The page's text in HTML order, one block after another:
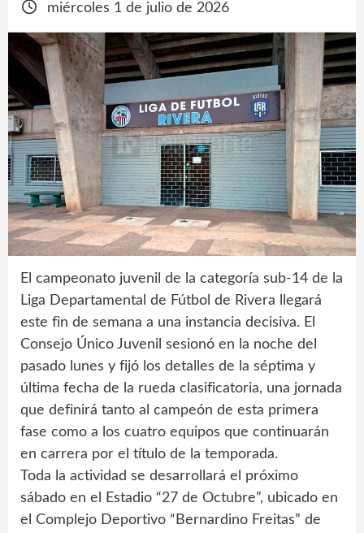
miércoles 1 de julio de 2026
El campeonato juvenil de la categoría sub-14 de la
Liga Departamental de Fútbol de Rivera llegará
este fin de semana a una instancia decisiva. El
Consejo Único Juvenil sesionó en la noche del
pasado lunes y fijó los detalles de la séptima y
última fecha de la rueda clasificatoria, una jornada
que definirá tanto al campeón de esta primera
fase como a los cuatro equipos que continuarán
en carrera por el título de la temporada.
Toda la actividad se desarrollará el próximo
sábado en el Estadio “27 de Octubre”, ubicado en
el Complejo Deportivo “Bernardino Freitas” de